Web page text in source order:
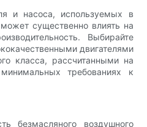
и насоса, используемых в
существенно влиять на
Выбирайте
двигателями
класса, рассчитанными на
требованиях к
безмасляного воздушного